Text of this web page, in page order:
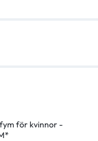
för kvinnor -